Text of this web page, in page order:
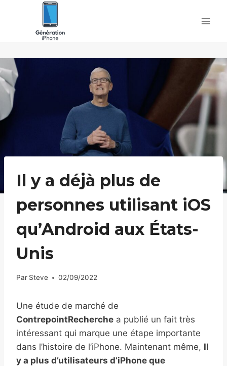
Il y a déjà plus de
personnes utilisant iOS
qu’Android aux États-
Unis
Par Steve 02/09/2022
Une étude de marché de
ContrepointRecherche a publié un fait très
intéressant qui marque une étape importante
dans l’histoire de l’iPhone. Maintenant même, Il
y a plus d’utilisateurs d’iPhone que